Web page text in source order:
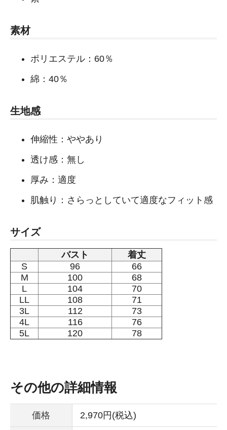
素材
ポリエステル：60％
綿：40％
生地感
伸縮性：ややあり
透け感：無し
厚み：適度
肌触り：さらっとしていて適度なフィット感
サイズ
バスト
着丈
S
96
66
M
100
68
L
104
70
LL
108
71
3L
112
73
4L
116
76
5L
120 78
その他の詳細情報
価格 2,970円(税込)